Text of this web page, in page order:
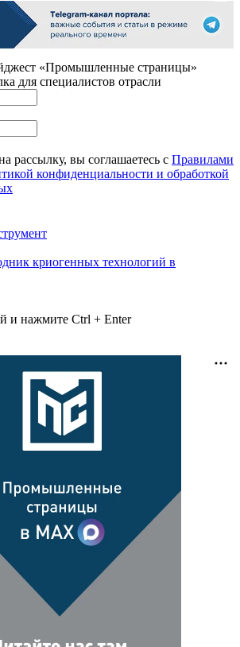
«Промышленные страницы»
для специалистов отрасли
рассылку, вы соглашаетесь с Правилами
конфиденциальности и обработкой
криогенных технологий в
и нажмите Ctrl + Enter